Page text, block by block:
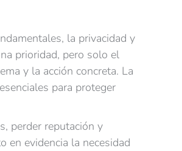
la privacidad y
prioridad, pero solo el
y la acción concreta. La
para proteger
perder reputación y
en evidencia la necesidad